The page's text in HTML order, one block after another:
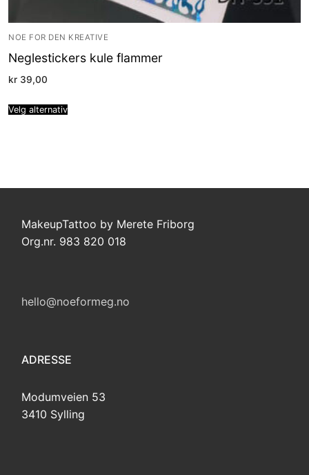
NOE FOR DEN KREATIVE
Neglestickers kule flammer
kr 39,00
Velg alternativ
MakeupTattoo by Merete Friborg
Org.nr. 983 820 018
hello@noeformeg.no
ADRESSE
Modumveien 53
3410 Sylling